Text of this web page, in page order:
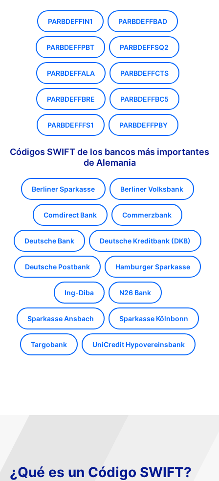
PARBDEFFIN1 PARBDEFFBAD
PARBDEFFPBT PARBDEFFSQ2
PARBDEFFALA PARBDEFFCTS
PARBDEFFBRE PARBDEFFBC5
PARBDEFFFS1 PARBDEFFPBY
Códigos SWIFT de los bancos más importantes
de Alemania
Berliner Sparkasse Berliner Volksbank
Comdirect Bank Commerzbank
Deutsche Bank Deutsche Kreditbank (DKB)
Deutsche Postbank Hamburger Sparkasse
Ing-Diba N26 Bank
Sparkasse Ansbach Sparkasse Kölnbonn
Targobank UniCredit Hypovereinsbank
¿Qué es un Código SWIFT?